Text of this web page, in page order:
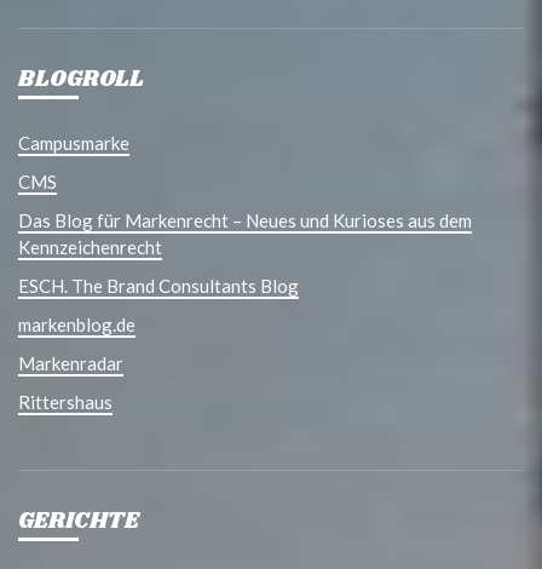
BLOGROLL
Campusmarke
CMS
Das Blog für Markenrecht – Neues und Kurioses aus dem
Kennzeichenrecht
ESCH. The Brand Consultants Blog
markenblog.de
Markenradar
Rittershaus
GERICHTE